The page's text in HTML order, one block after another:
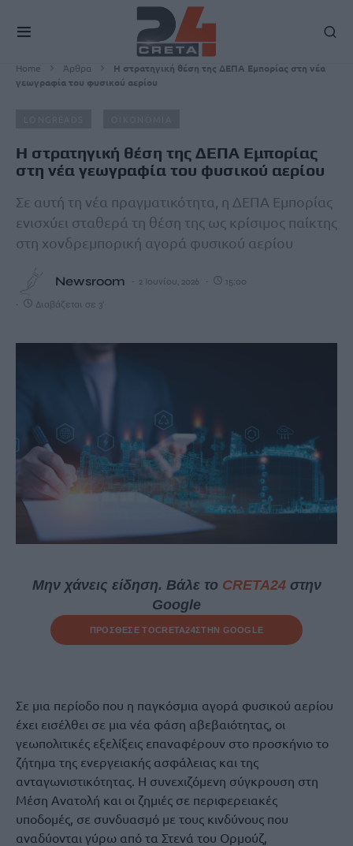
Home Άρθρα
Η στρατηγική θέση της ΔΕΠΑ Εμπορίας στη νέα
γεωγραφία του φυσικού αερίου
Η στρατηγική θέση της ΔΕΠΑ Εμπορίας
στη νέα γεωγραφία του φυσικού αερίου
Σε αυτή τη νέα πραγματικότητα, η ΔΕΠΑ Εμπορίας
ενισχύει σταθερά τη θέση της ως κρίσιμος παίκτης
στη χονδρεμπορική αγορά φυσικού αερίου
Newsroom 2 Ιουνίου, 2026 15:00
Διαβάζεται σε 3'
Μην χάνεις είδηση. Βάλε το CRETA24στην
Google
ΠΡΟΣΘΕΣΕ ΤΟCRETA24ΣΤΗΝ GOOGLE
Σε μια περίοδο που η παγκόσμια αγορά φυσικού αερίου
έχει εισέλθει σε μια νέα φάση αβεβαιότητας, οι
γεωπολιτικές εξελίξεις επαναφέρουν στο προσκήνιο το
ζήτημα της ενεργειακής ασφάλειας και της
ανταγωνιστικότητας. Η συνεχιζόμενη σύγκρουση στη
Μέση Ανατολή και οι ζημιές σε περιφερειακές
υποδομές, σε συνδυασμό με τους κινδύνους που
αναδύονται γύρω από τα Στενά του Ορμούζ,